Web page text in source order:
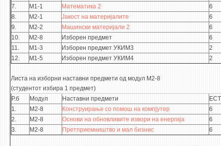
АСИСТЕНТИ
ЛЕКТОРИ
ЛАБОРАНТИ
ПЕНЗИОНИРАН КАДАР
СТУДИИ
I ЦИКЛУС - ДОДИПЛОМСКИ
II ЦИКЛУС - ПОСЛЕДИПЛОМСКИ
7.
М1-1 Математика 2
6
8.
М2-1 Јакост на материјалите
6
9.
М2-2 Машински материјали 2
6
10.
М2-8 Изборен предмет
6
11.
М1-3 Изборен предмет УКИМ3
2
12.
М1-5 Изборен предмет УКИМ4 2
Листа на изборни наставни предмети од модул М2-8
(студентот избира 1 предмет)
Р.б
Модул Наставни предмети
1.
М2-8 Конструирање со помош на компјутер
6
2.
М2-8 Основи на обновливите извори на енергија
6
3.
М2-8 Претприемништво и мал бизнис 6